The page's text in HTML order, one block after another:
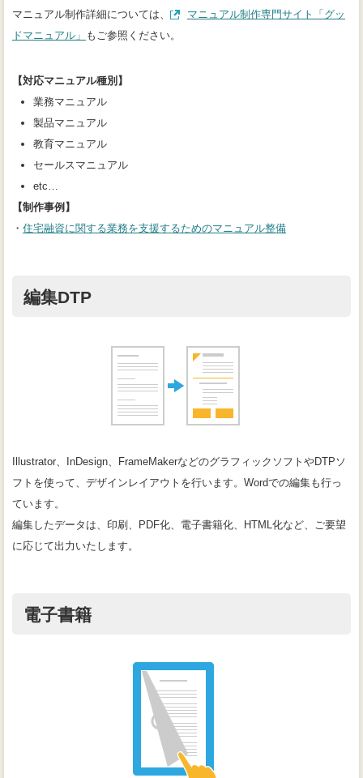
マニュアル制作詳細については、
マニュアル制作専門サイト「グッ
ドマニュアル」 （別タブで開きます）
もご参照ください。
【対応マニュアル種別】
業務マニュアル
製品マニュアル
教育マニュアル
セールスマニュアル
etc…
【制作事例】
・ 住宅融資に関する業務を支援するためのマニュアル整備
編集DTP
Illustrator、InDesign、FrameMakerなどのグラフィックソフトやDTPソ
フトを使って、デザインレイアウトを行います。Wordでの編集も行っ
ています。
編集したデータは、印刷、PDF化、電子書籍化、HTML化など、ご要望
に応じて出力いたします。
電子書籍